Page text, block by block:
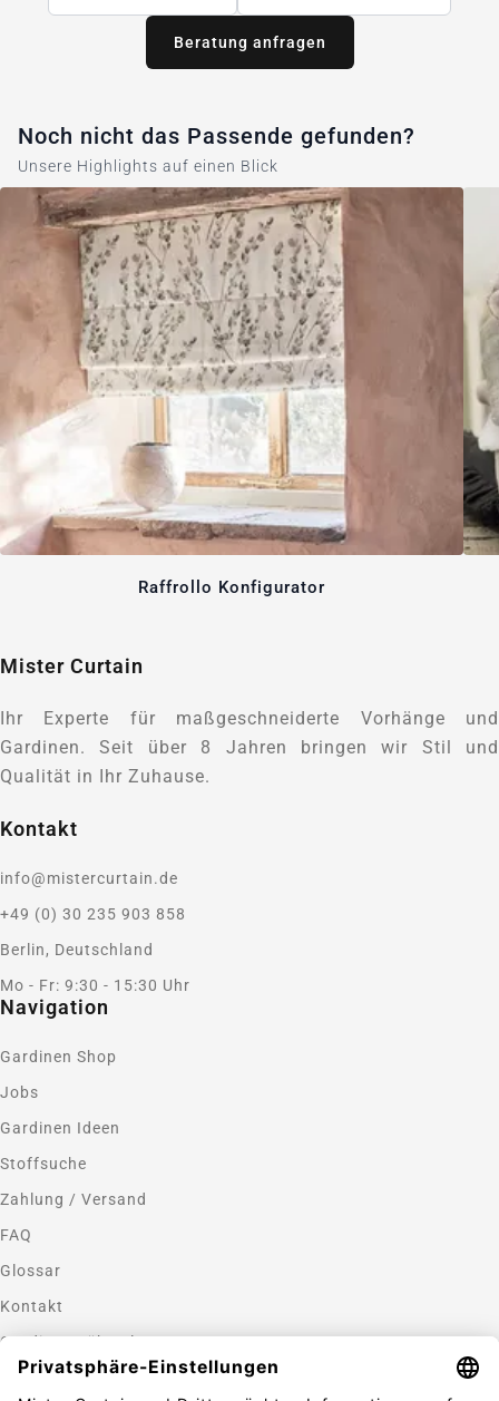
Beratung anfragen
Noch nicht das Passende gefunden?
Unsere Highlights auf einen Blick
Raffrollo Konfigurator
Mister Curtain
Ihr Experte für maßgeschneiderte Vorhänge und
Gardinen. Seit über 8 Jahren bringen wir Stil und
Qualität in Ihr Zuhause.
Kontakt
info@mistercurtain.de
+49 (0) 30 235 903 858
Berlin, Deutschland
Mo - Fr: 9:30 - 15:30 Uhr
Navigation
Gardinen Shop
Jobs
Gardinen Ideen
Stoffsuche
Zahlung / Versand
FAQ
Glossar
Kontakt
Gardinen nähen lassen
Zahlungsmethoden